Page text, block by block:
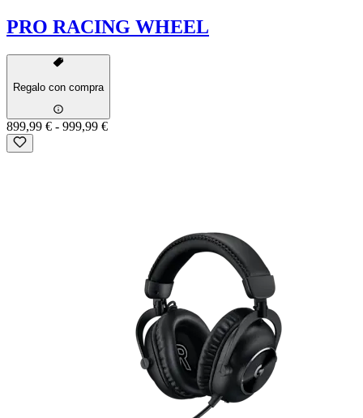
PRO RACING WHEEL
Regalo con compra
899,99 € - 999,99 €